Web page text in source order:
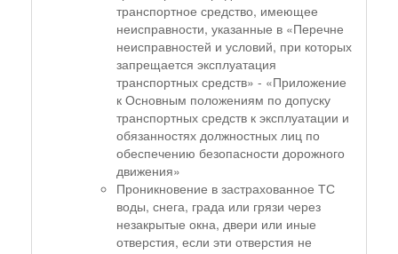
транспортное средство, имеющее
неисправности, указанные в «Перечне
неисправностей и условий, при которых
запрещается эксплуатация
транспортных средств» - «Приложение
к Основным положениям по допуску
транспортных средств к эксплуатации и
обязанностях должностных лиц по
обеспечению безопасности дорожного
движения»
Проникновение в застрахованное ТС
воды, снега, града или грязи через
незакрытые окна, двери или иные
отверстия, если эти отверстия не